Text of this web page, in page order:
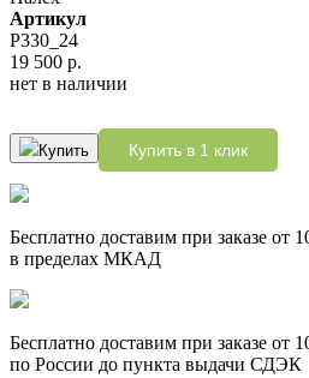
Артикул
P330_24
19 500 р.
нет в наличии
Купить Купить в 1 клик
Бесплатно доставим при заказе от
в пределах МКАД
Бесплатно доставим при заказе от
по России до пункта выдачи СДЭК